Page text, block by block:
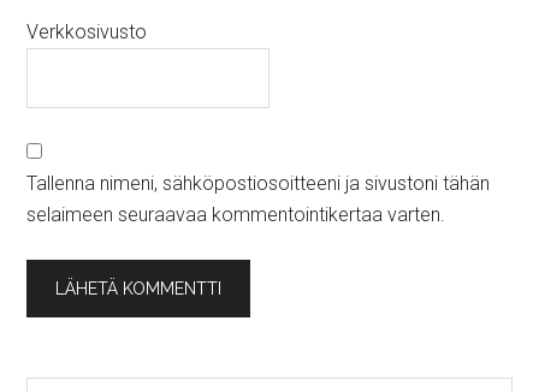
Verkkosivusto
Tallenna nimeni, sähköpostiosoitteeni ja sivustoni tähän
selaimeen seuraavaa kommentointikertaa varten.